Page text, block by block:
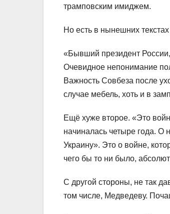
трамповским имиджем.
Но есть в нынешних
«Бывший президент
Очевидное непонимание
Важность Совбеза после
случае мебель, хоть и в
Ещё хуже второе. «Это
начиналась четыре года. О
Украину». Это о войне,
чего бы то ни было,
С другой стороны, не так
том числе, Медведеву.